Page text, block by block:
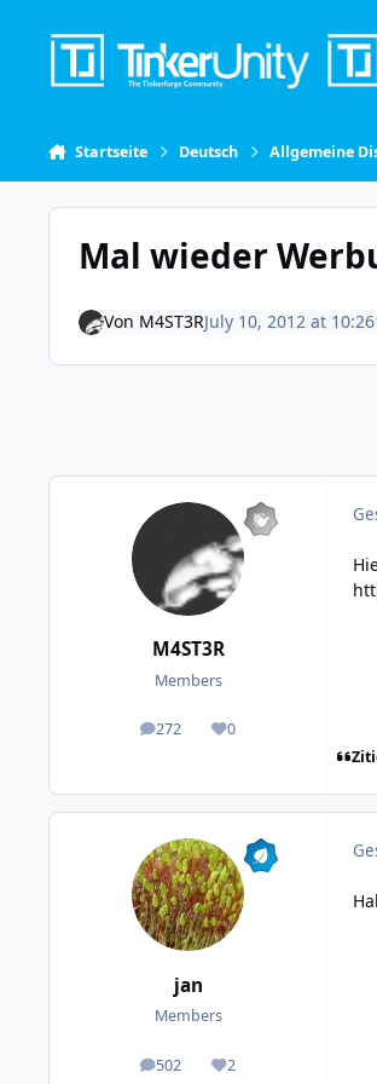
Startseite Deutsch Allgemeine
Mal wieder
Von M4ST3RJuly 10, 2012 at 10:26
M4ST3R
Members
272
posts 0
Reputation
jan
Members
502
posts 2
Reputation